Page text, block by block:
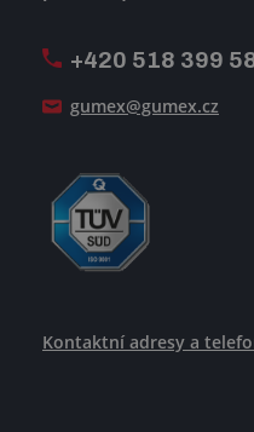
+420 518 399
gumex@gumex.cz
Kontaktní adresy a
Firemní časopis Géčko